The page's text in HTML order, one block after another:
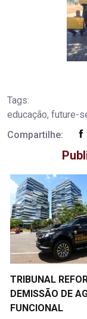
Tags:
educação, future-
Compartilhe:
TRIBUNAL
DEMISSÃO DE
FUNCIONAL